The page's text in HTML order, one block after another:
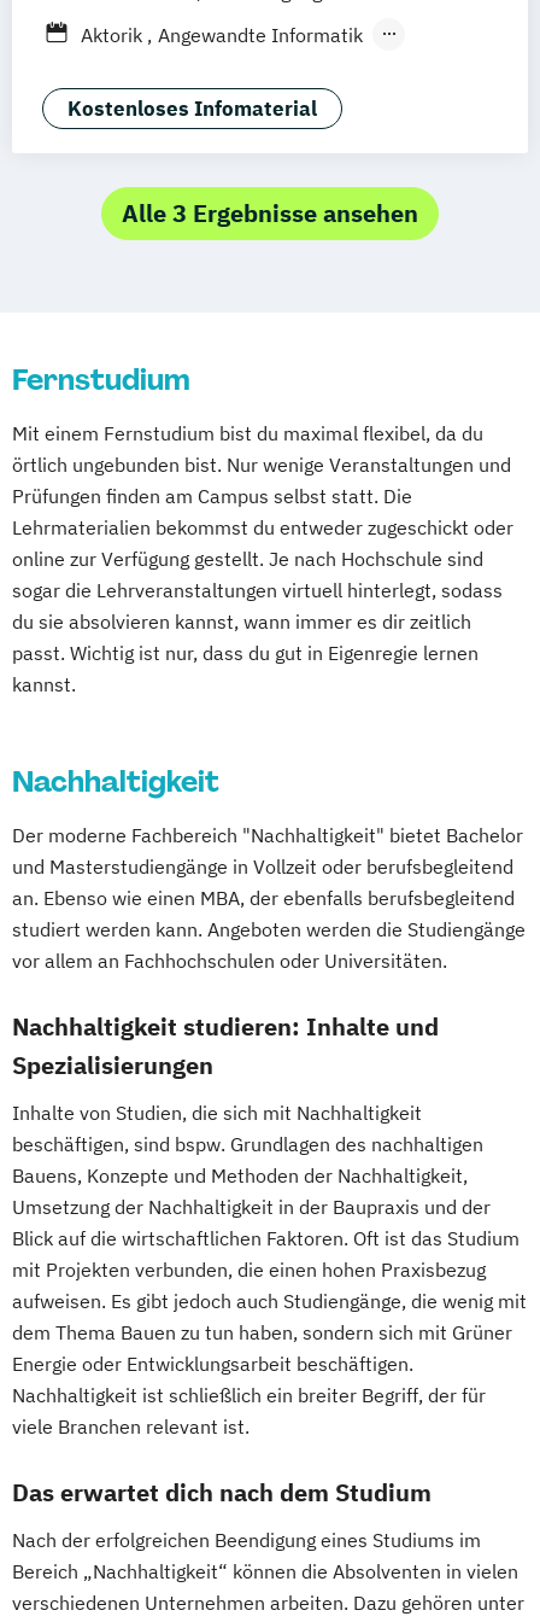
Entrepreneurship und Innovation
Fachübersetzen Technik
Gesundheitsmanagement
Gesundheitspädagogik
International Management
Logistikmanagement
Marketing
Maschinenbau
Mechatronik
Mechatronik - Robotik und Automatisierung
Medical Leadership
Nachhaltigkeit und Systemisches
Pflegemanagement
Software Engineering
Soziale Arbeit
Sozialmanagement
Sportmanagement
Technische Betriebswirtschaftslehre
Technologie- und Innovationsmanagement
Verfahrenstechnik Wirtschaftsinformatik
Wirtschaftsinformatik und IT-Management
Wirtschaftsingenieurwesen
Wirtschaftsingenieurwesen
Energiesysteme mit Erneuerbaren Energien
Wirtschaftspsychologie
Zürich
Rostock Dortmund
Aktorik
Angewandte Informatik
Animation Design App-Entwicklung
Bauingenieurwesen
Betriebswirtschaftslehre und
Wirtschaftspsychologie
Digital Transformation and Organizational
Digitale Medien
Digitale Transformation kompakt
Digitales Energiemanagement
Einführung in die Elektrotechnik
Einführung in die IT-Sicherheit
Elektrische und hybride Antriebe
Elektro- und Informationstechnik
Energiespeichertechnik
Energiewirtschaft und -management
Engineering Management
Fahrzeugtechnik Game Design
Game Development
IT-Sicherheit
Industriedesign
Informatik
Innovations- und Technologiemanagement
Kommunikationsdesign
Kunststofftechnik
Lebensmittelverfahrenstechnik
Leit- und Sicherungstechnik
Maschinenbau Materials Science
Mathematik für Studierende
ingenieurwissenschaftlicher Fächer
Mathematik für Studierende
wirtschaftswissenschaftlicher Fächer
Medizintechnik
Nachhaltiges Design
Nationale und internationale Zertifizierung
Kostenloses Infomaterial
Alle 3 Ergebnisse ansehen
Fernstudium
Mit einem Fernstudium bist du maximal flexibel, da du
örtlich ungebunden bist. Nur wenige Veranstaltungen und
Prüfungen finden am Campus selbst statt. Die
Lehrmaterialien bekommst du entweder zugeschickt oder
online zur Verfügung gestellt. Je nach Hochschule sind
sogar die Lehrveranstaltungen virtuell hinterlegt, sodass
du sie absolvieren kannst, wann immer es dir zeitlich
passt. Wichtig ist nur, dass du gut in Eigenregie lernen
kannst.
Nachhaltigkeit
Der moderne Fachbereich "Nachhaltigkeit" bietet Bachelor
und Masterstudiengänge in Vollzeit oder berufsbegleitend
an. Ebenso wie einen MBA, der ebenfalls berufsbegleitend
studiert werden kann. Angeboten werden die Studiengänge
vor allem an Fachhochschulen oder Universitäten.
Nachhaltigkeit studieren: Inhalte und
Spezialisierungen
Inhalte von Studien, die sich mit Nachhaltigkeit
beschäftigen, sind bspw. Grundlagen des nachhaltigen
Bauens, Konzepte und Methoden der Nachhaltigkeit,
Umsetzung der Nachhaltigkeit in der Baupraxis und der
Blick auf die wirtschaftlichen Faktoren. Oft ist das Studium
mit Projekten verbunden, die einen hohen Praxisbezug
aufweisen. Es gibt jedoch auch Studiengänge, die wenig mit
dem Thema Bauen zu tun haben, sondern sich mit Grüner
Energie oder Entwicklungsarbeit beschäftigen.
Nachhaltigkeit ist schließlich ein breiter Begriff, der für
viele Branchen relevant ist.
Das erwartet dich nach dem Studium
Nach der erfolgreichen Beendigung eines Studiums im
Bereich „Nachhaltigkeit“ können die Absolventen in vielen
verschiedenen Unternehmen arbeiten. Dazu gehören unter